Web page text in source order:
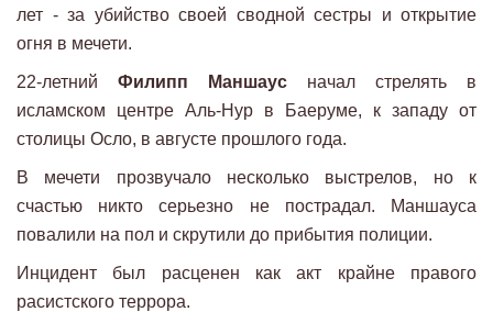
лет - за убийство своей сводной сестры и открытие
огня в мечети.
22-летний Филипп Маншаус начал стрелять в
исламском центре Аль-Нур в Баеруме, к западу от
столицы Осло, в августе прошлого года.
В мечети прозвучало несколько выстрелов, но к
счастью никто серьезно не пострадал. Маншауса
повалили на пол и скрутили до прибытия полиции.
Инцидент был расценен как акт крайне правого
расистского террора.